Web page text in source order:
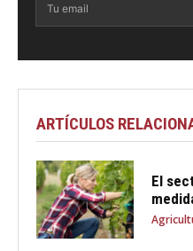
ARTÍCULOS
El